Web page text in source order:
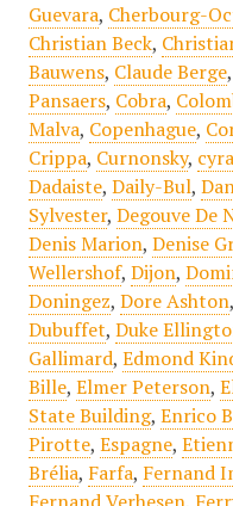
Guevara, Cherbourg-
Christian Beck,
Bauwens, Claude Berge,
Pansaers, Cobra,
Malva, Copenhague,
Crippa, Curnonsky,
Dadaiste, Daily-Bul,
Sylvester, Degouve De
Denis Marion, Denise
Wellershof, Dijon,
Doningez, Dore Ashton,
Dubuffet, Duke
Gallimard, Edmond
Bille, Elmer Peterson,
State Building, Enrico
Pirotte, Espagne,
Brélia, Farfa, Fernand